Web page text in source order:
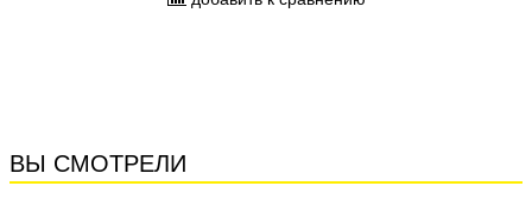
ВЫ СМОТРЕЛИ